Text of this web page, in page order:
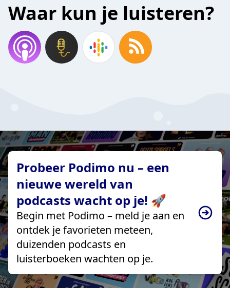
Waar kun je luisteren?
Probeer Podimo nu – een
nieuwe wereld van
podcasts wacht op je! 🚀
Begin met Podimo – meld je aan en
ontdek je favorieten meteen,
duizenden podcasts en
luisterboeken wachten op je.